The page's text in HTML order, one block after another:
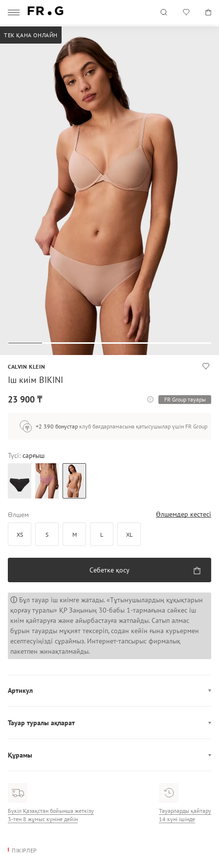
ТЕК ҚАНА ОНЛАЙН
CALVIN KLEIN
Іш киім BIKINI
23 900 ₸
FR Group тауары
+2 390 бонустар клуб бағдарламасына қатысушылар үшін FR Group
Түсі: сарғыш
Өлшем Өлшемдер кестесі
XS S M L XL
Себетке қосу
ⓘ Бұл тауар іш киімге жатады. «Тұтынушылардың құқықтарын
қорғау туралы» ҚР Заңының 30-бабы 1-тармағына сәйкес іш
киім қайтаруға және айырбастауға жатпайды. Сатып алмас
бұрын тауарды мұқият тексеріп, содан кейін ғына курьермен
есептесуіңізді сұраймыз. Интернет-тапсырыс фирмалық
пакетпен жинақталмайды.
Артикул
Тауар туралы ақпарат
Құрамы
Бүкіл Қазақстан бойынша жеткізу
3-тен 8 жұмыс күніне дейін
Тауарларды қайтару
14 күні ішінде
ПІКІРЛЕР